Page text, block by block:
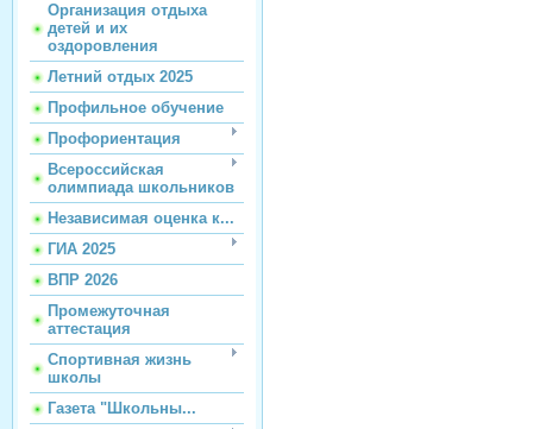
Организация отдыха
детей и их
оздоровления
Летний отдых 2025
Профильное обучение
Профориентация
Всероссийская
олимпиада школьников
Независимая оценка к...
ГИА 2025
ВПР 2026
Промежуточная
аттестация
Спортивная жизнь
школы
Газета "Школьны...